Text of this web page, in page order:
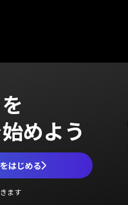
めよう
はじめる
ます